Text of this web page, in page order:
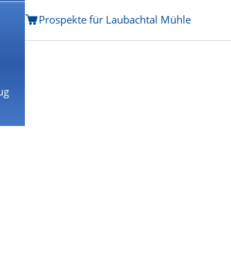
Prospekte für Laubachtal Mühle